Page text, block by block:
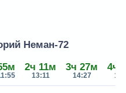
Неман-72
2ч 11м
13:11
3ч 27м
14:27
4ч